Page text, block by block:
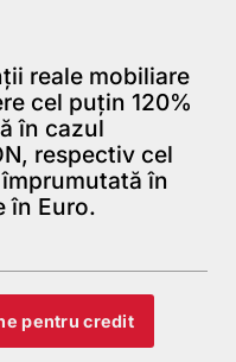
reale mobiliare
cel puțin 120%
în cazul
respectiv cel
în
în Euro.
pentru credit